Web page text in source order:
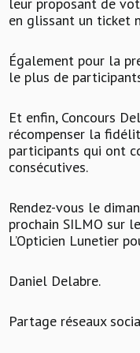
en glissant un ticket
Également pour la
le plus de
Et enfin, Concours
récompenser la
participants qui ont
consécutives.
Rendez-vous le
prochain SILMO sur
L’Opticien Lunetier
Daniel Delabre.
Partage réseaux